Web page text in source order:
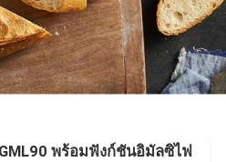
พร้อมฟังก์ชันอิมัลซิไฟ